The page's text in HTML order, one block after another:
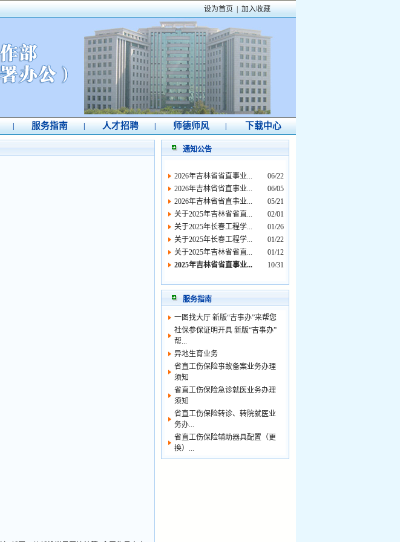
设为首页 加入收藏
服务指南 人才招聘 师德师风 下载中心
通知公告
2026年吉林省省直事业...
06/22
2026年吉林省省直事业...
06/05
2026年吉林省省直事业...
05/21
关于2025年吉林省省直...
02/01
关于2025年长春工程学...
01/26
关于2025年长春工程学...
01/22
关于2025年吉林省省直...
01/12
2025年吉林省省直事业...
10/31
服务指南
一图找大厅 新版“吉事办”来帮您
社保参保证明开具 新版“吉事办”
帮...
异地生育业务
省直工伤保险事故备案业务办理
须知
省直工伤保险急诊就医业务办理
须知
省直工伤保险转诊、转院就医业
务办...
省直工伤保险辅助器具配置（更
换）...